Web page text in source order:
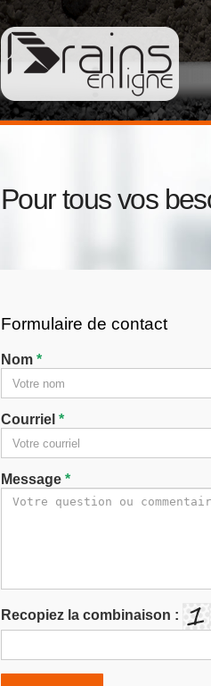
Pour tous vos
Formulaire de contact
Nom *
Courriel *
Message *
Recopiez la combinaison :